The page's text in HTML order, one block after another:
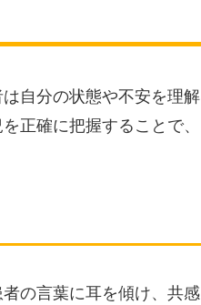
自分の状態や不安を理解
正確に把握することで、
の言葉に耳を傾け、共感